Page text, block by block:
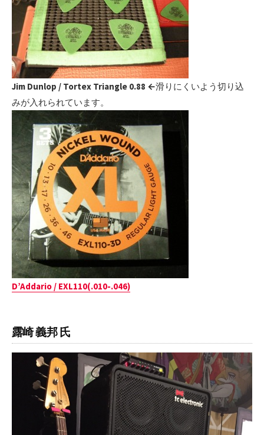
Jim Dunlop / Tortex Triangle 0.88 ←滑りにくいよう切り込
みが入れられています。
D’Addario / EXL110(.010-.046)
露崎 義邦 氏